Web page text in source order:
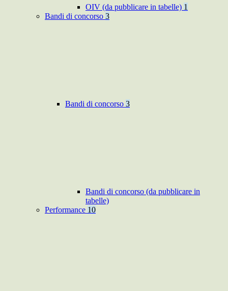
OIV (da pubblicare in tabelle) 1
Bandi di concorso 3
Bandi di concorso 3
Bandi di concorso (da pubblicare in
tabelle)
Performance 10